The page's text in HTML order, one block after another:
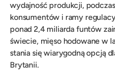
wydajność produkcji,
konsumentów i ramy
ponad 2,4 miliarda funtów
świecie, mięso hodowane w
stania się wiarygodną opcją
Brytanii.